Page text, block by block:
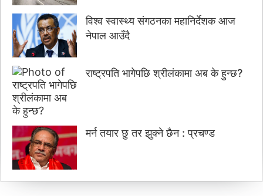
विश्व स्वास्थ्य संगठनका महानिर्देशक आज
नेपाल आउँदै
राष्ट्रपति भागेपछि श्रीलंकामा अब के हुन्छ?
मर्न तयार छु तर झुक्ने छैन : प्रचण्ड